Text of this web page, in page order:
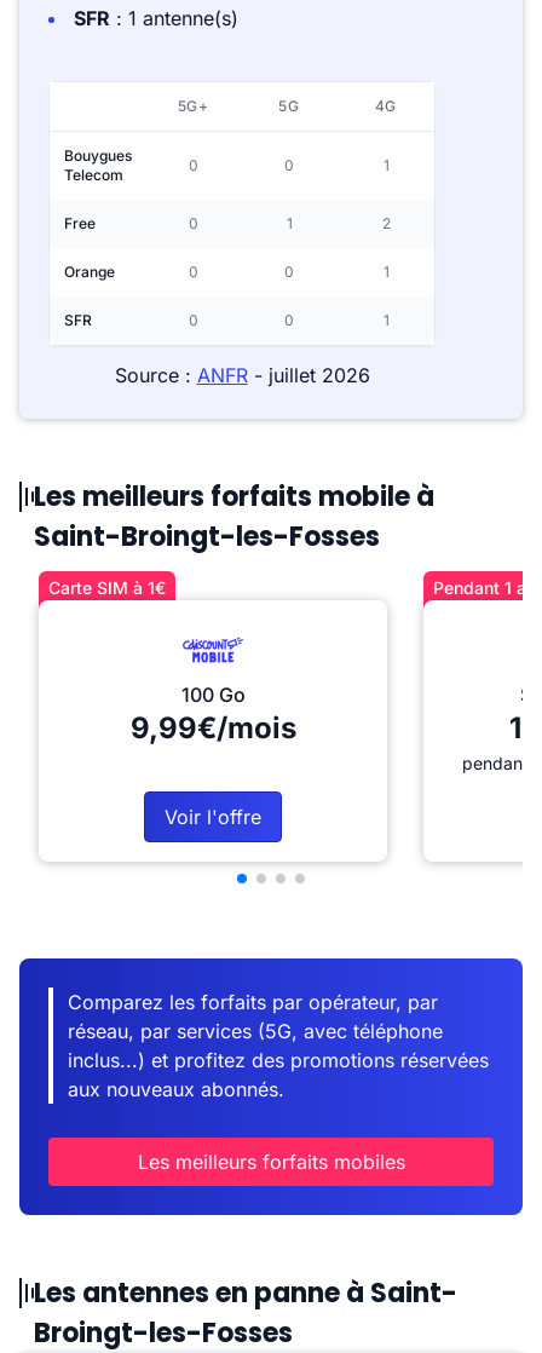
SFR : 1 antenne(s)
5G+ 5G 4G
Bouygues
Telecom
0 0 1
Free 0 1 2
Orange 0 0 1
SFR 0 0 1
Source : ANFR- juillet 2026
Les meilleurs forfaits mobile à
Saint-Broingt-les-Fosses
Carte SIM à 1€
100 Go
9,99€/mois
Voir l'offre
Pendant 1
pendant
Comparez les forfaits par opérateur, par
réseau, par services (5G, avec téléphone
inclus...) et profitez des promotions réservées
aux nouveaux abonnés.
Les meilleurs forfaits mobiles
Les antennes en panne à Saint-
Broingt-les-Fosses